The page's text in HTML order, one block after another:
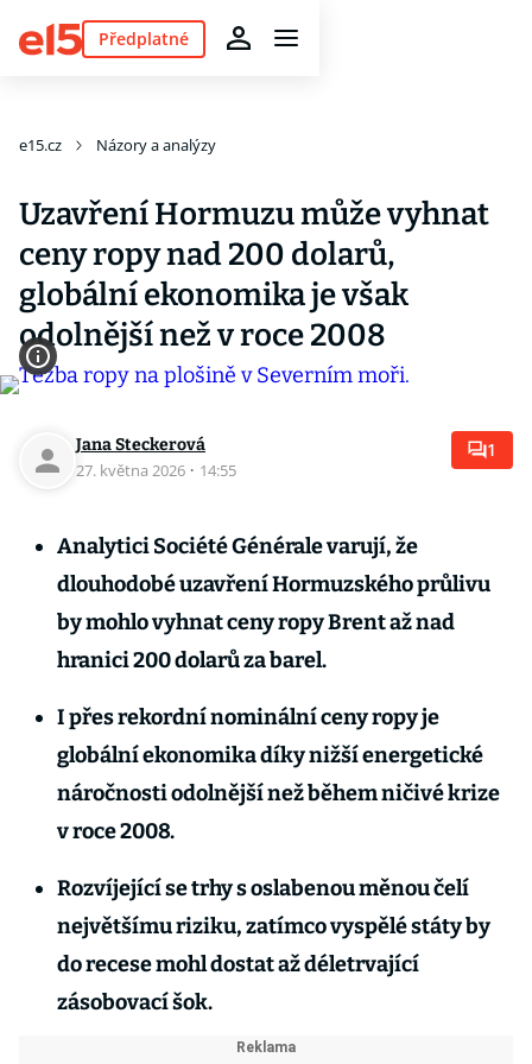
Předplatné
e15.cz Názory a analýzy
Uzavření Hormuzu může vyhnat
ceny ropy nad 200 dolarů,
globální ekonomika je však
odolnější než v roce 2008
Jana Steckerová
27. května 2026 · 14:55
1
Analytici Société Générale varují, že
dlouhodobé uzavření Hormuzského průlivu
by mohlo vyhnat ceny ropy Brent až nad
hranici 200 dolarů za barel.
I přes rekordní nominální ceny ropy je
globální ekonomika díky nižší energetické
náročnosti odolnější než během ničivé krize
v roce 2008.
Rozvíjející se trhy s oslabenou měnou čelí
největšímu riziku, zatímco vyspělé státy by
do recese mohl dostat až déletrvající
zásobovací šok.